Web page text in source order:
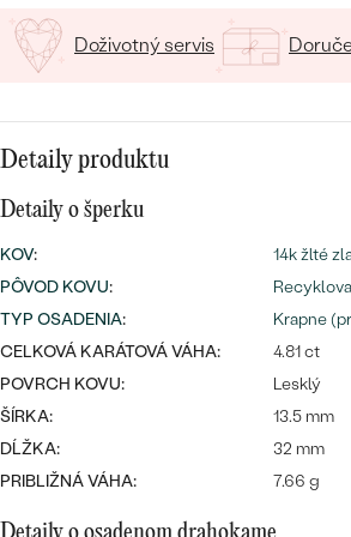
svadobné
PREZRIEŤ
DRAHOKAM
STRIEBRO
S DRAHOKAMAMI
S PERLAMI
PERSONALIZOVANÉ
SYMBOLICKÉ
MINIMALISTICKÉ
PODĽA PRÍLEŽITOSTI
PODĽA FARBY
CENOVO DOSTUPNÉ
Doživotný servis
Detaily produktu
Detaily o šperku
KOV:
14k žlté
PÔVOD KOVU:
TYP OSADENIA:
Krapne
CELKOVÁ KARÁTOVÁ VÁHA:
4.81 ct
POVRCH KOVU:
Lesklý
ŠÍRKA:
13.5 mm
DĹŽKA:
32 mm
PRIBLIŽNÁ VÁHA:
7.66 g